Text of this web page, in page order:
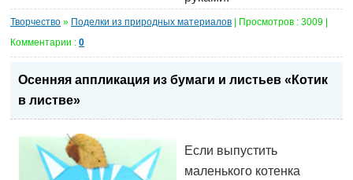
Творчество » Поделки из природных материалов | Просмотров : 3009 |
Комментарии : 0
Осенняя аппликация из бумаги и листьев «Котик
в листве»
Если выпустить
маленького котенка